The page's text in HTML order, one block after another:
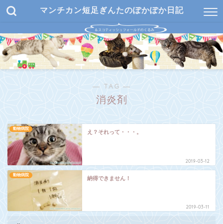
マンチカン短足ぎんたのぽかぽか日記
― TAG ―
消炎剤
動物病院
え？それって・・・。
2019-03-12
動物病院
納得できません！
2019-03-11